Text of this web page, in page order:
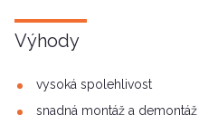
Výhody
vysoká spolehlivost
snadná montáž a